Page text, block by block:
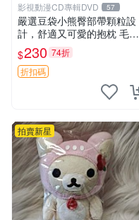
影視動漫CD專輯DVD 57
嚴選豆袋小熊臀部帶顆粒設
計，舒適又可愛的抱枕 毛絨
抱枕、臀部按摩、坐墊
$230 74折
折扣碼
拍賣新星